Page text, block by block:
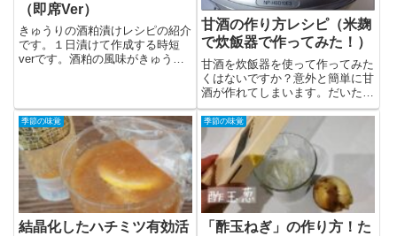
（即席Ver）
きゅうりの酒粕漬けレシピの紹介
です。１日漬けて作成する時短
verです。酒粕の風味がきゅうり
甘酒の作り方レシピ（米麹
で炊飯器で作ってみた！）
甘酒を炊飯器を使って作ってみた
くはないですか？意外と簡単に甘
酒が作れてしまいます。だいたい
家にもある...
季節の味覚
結晶化したハチミツ有効活
季節の味覚
「酢玉ねぎ」の作り方！た